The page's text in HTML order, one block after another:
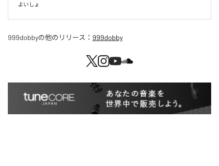
よいしょ
999dobbyの他のリリース： 999dobby